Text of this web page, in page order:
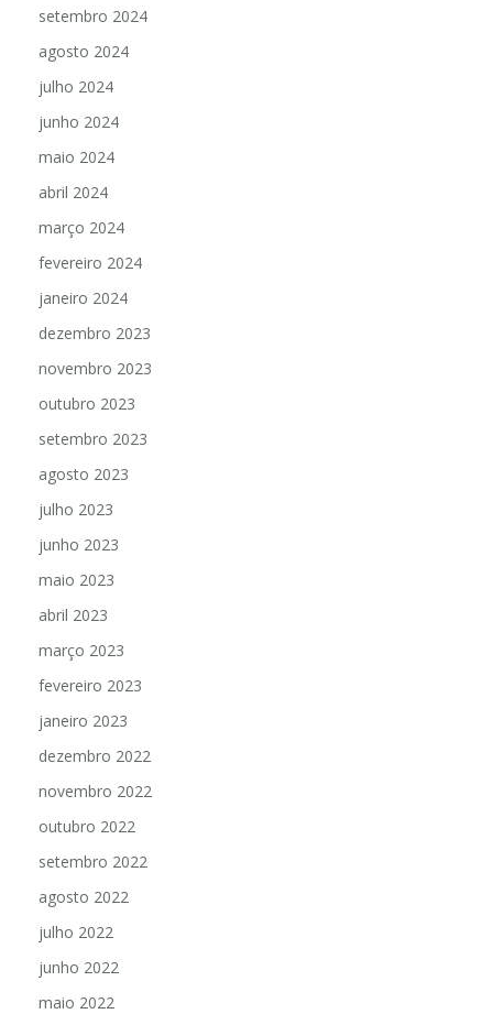
setembro 2024
agosto 2024
julho 2024
junho 2024
maio 2024
abril 2024
março 2024
fevereiro 2024
janeiro 2024
dezembro 2023
novembro 2023
outubro 2023
setembro 2023
agosto 2023
julho 2023
junho 2023
maio 2023
abril 2023
março 2023
fevereiro 2023
janeiro 2023
dezembro 2022
novembro 2022
outubro 2022
setembro 2022
agosto 2022
julho 2022
junho 2022
maio 2022